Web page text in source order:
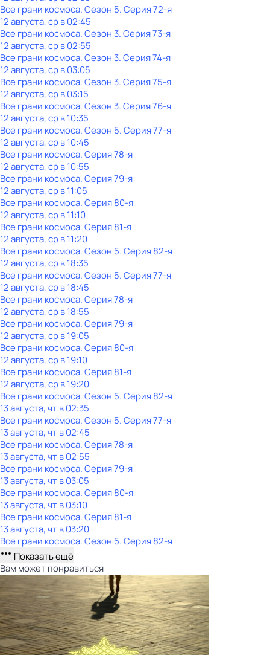
Все грани космоса. Сезон 5. Серия 72-я
12 августа, ср в 02:45
Все грани космоса. Сезон 3. Серия 73-я
12 августа, ср в 02:55
Все грани космоса. Сезон 3. Серия 74-я
12 августа, ср в 03:05
Все грани космоса. Сезон 3. Серия 75-я
12 августа, ср в 03:15
Все грани космоса. Сезон 3. Серия 76-я
12 августа, ср в 10:35
Все грани космоса. Сезон 5. Серия 77-я
12 августа, ср в 10:45
Все грани космоса. Серия 78-я
12 августа, ср в 10:55
Все грани космоса. Серия 79-я
12 августа, ср в 11:05
Все грани космоса. Серия 80-я
12 августа, ср в 11:10
Все грани космоса. Серия 81-я
12 августа, ср в 11:20
Все грани космоса. Сезон 5. Серия 82-я
12 августа, ср в 18:35
Все грани космоса. Сезон 5. Серия 77-я
12 августа, ср в 18:45
Все грани космоса. Серия 78-я
12 августа, ср в 18:55
Все грани космоса. Серия 79-я
12 августа, ср в 19:05
Все грани космоса. Серия 80-я
12 августа, ср в 19:10
Все грани космоса. Серия 81-я
12 августа, ср в 19:20
Все грани космоса. Сезон 5. Серия 82-я
13 августа, чт в 02:35
Все грани космоса. Сезон 5. Серия 77-я
13 августа, чт в 02:45
Все грани космоса. Серия 78-я
13 августа, чт в 02:55
Все грани космоса. Серия 79-я
13 августа, чт в 03:05
Все грани космоса. Серия 80-я
13 августа, чт в 03:10
Все грани космоса. Серия 81-я
13 августа, чт в 03:20
Все грани космоса. Сезон 5. Серия 82-я
Показать ещё
Вам может понравиться